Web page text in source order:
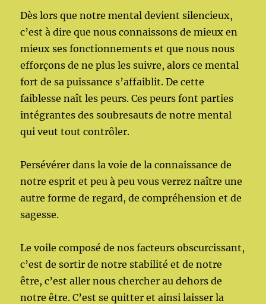
Dès lors que notre mental devient silencieux,
c’est à dire que nous connaissons de mieux en
mieux ses fonctionnements et que nous nous
efforçons de ne plus les suivre, alors ce mental
fort de sa puissance s’affaiblit. De cette
faiblesse naît les peurs. Ces peurs font parties
intégrantes des soubresauts de notre mental
qui veut tout contrôler.
Persévérer dans la voie de la connaissance de
notre esprit et peu à peu vous verrez naître une
autre forme de regard, de compréhension et de
sagesse.
Le voile composé de nos facteurs obscurcissant,
c’est de sortir de notre stabilité et de notre
être, c’est aller nous chercher au dehors de
notre être. C’est se quitter et ainsi laisser la